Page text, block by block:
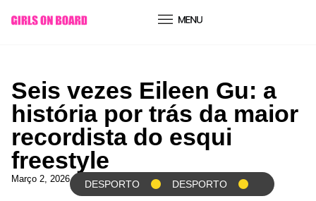
conteúdo
Seis vezes Eileen Gu: a
história por trás da maior
recordista do esqui
freestyle
Março 2, 2026 DESPORTO DESPORTO